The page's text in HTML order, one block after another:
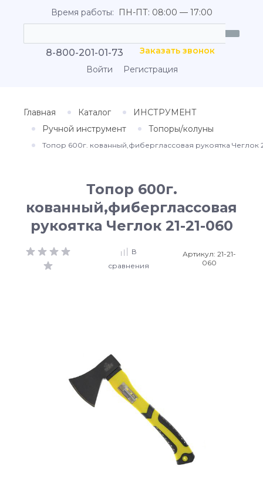
Время работы: ПН-ПТ: 08:00 — 17:00
8-800-201-01-73
Заказать звонок
Войти
Регистрация
Главная Каталог
ИНСТРУМЕНТ
Ручной инструмент
Топоры/колуны
Топор 600г. кованный,фиберглассовая рукоятка Чеглок
Топор 600г.
кованный,фиберглассовая
рукоятка Чеглок 21-21-060
В
сравнения
Артикул:21-21-
060